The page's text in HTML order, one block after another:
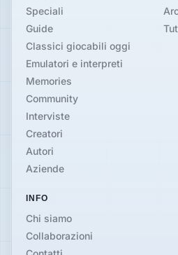
Speciali
Guide
Classici giocabili oggi
Emulatori e interpreti
Memories
Community
Interviste
Creatori
Autori
Aziende
INFO
Chi siamo
Collaborazioni